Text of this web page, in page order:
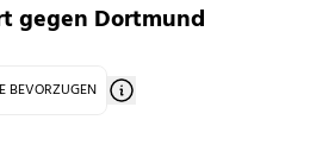
gegen Dortmund
BEVORZUGEN